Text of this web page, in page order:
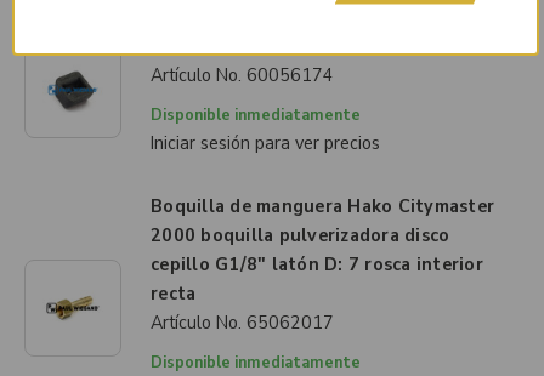
Artículo No. 60056174
Disponible inmediatamente
Iniciar sesión para ver precios
Boquilla de manguera Hako Citymaster
2000 boquilla pulverizadora disco
cepillo G1/8" latón D: 7 rosca interior
recta
Artículo No. 65062017
Disponible inmediatamente